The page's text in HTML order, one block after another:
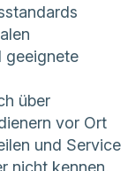
geeignete
über
vor Ort
und Service
nicht kennen,